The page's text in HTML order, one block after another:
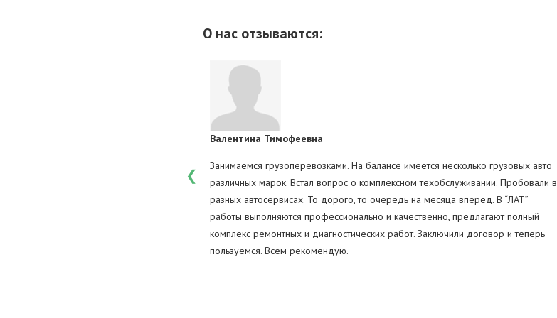
О нас отзываются:
транспорта. Обслуживание на
Валентина Тимофеевна
Занимаемся грузоперевозками. На балансе имеется несколько грузовых авто
различных марок. Встал вопрос о комплексном техобслуживании. Пробовали в
разных автосервисах. То дорого, то очередь на месяца вперед. В “ЛАТ”
работы выполняются профессионально и качественно, предлагают полный
комплекс ремонтных и диагностических работ. Заключили договор и теперь
пользуемся. Всем рекомендую.